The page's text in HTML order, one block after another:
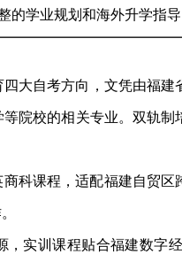
的学业规划和海外升学指
大自考方向，文凭由福
院校的相关专业。双轨
科课程，适配福建自贸区
实训课程贴合福建数字